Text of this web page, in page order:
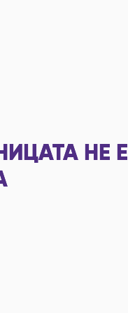
НЕ Е